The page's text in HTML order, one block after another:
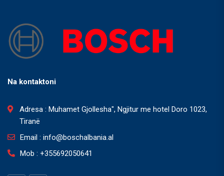
Na kontaktoni
Adresa : Muhamet Gjollesha", Ngjitur me hotel Doro 1023,
Tiranë
Email : info@boschalbania.al
Mob : +355692050641